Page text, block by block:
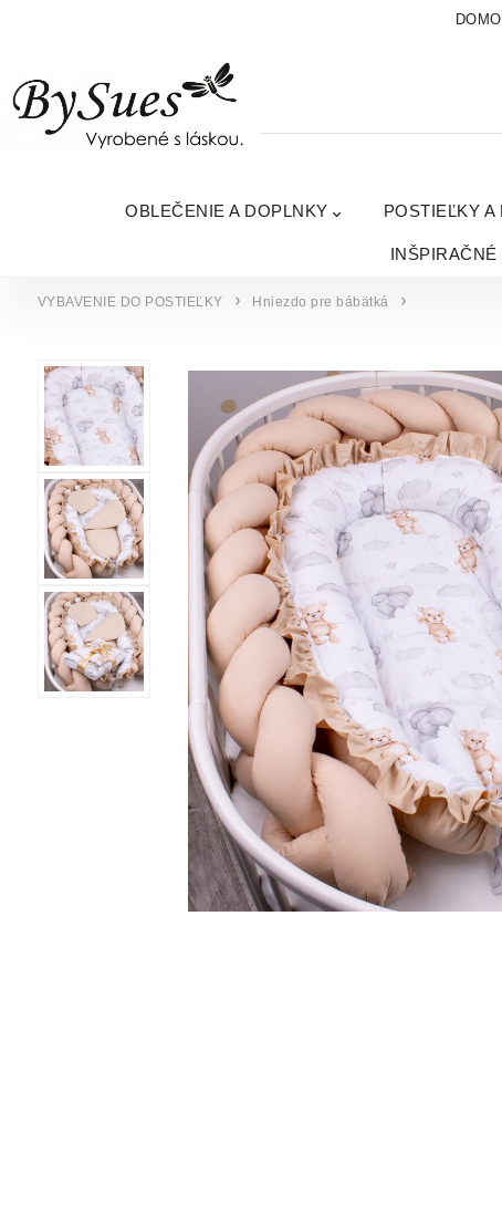
OBLEČENIE A DOPLNKY POSTIEĽKY A
INŠPIRAČNÉ
VYBAVENIE DO POSTIEĽKY Hniezdo pre bábätká